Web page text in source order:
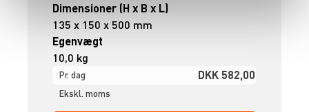
Dimensioner (H x B x L)
135 x 150 x 500 mm
Egenvægt
10,0 kg
Pr. dag DKK 582,00
Ekskl. moms